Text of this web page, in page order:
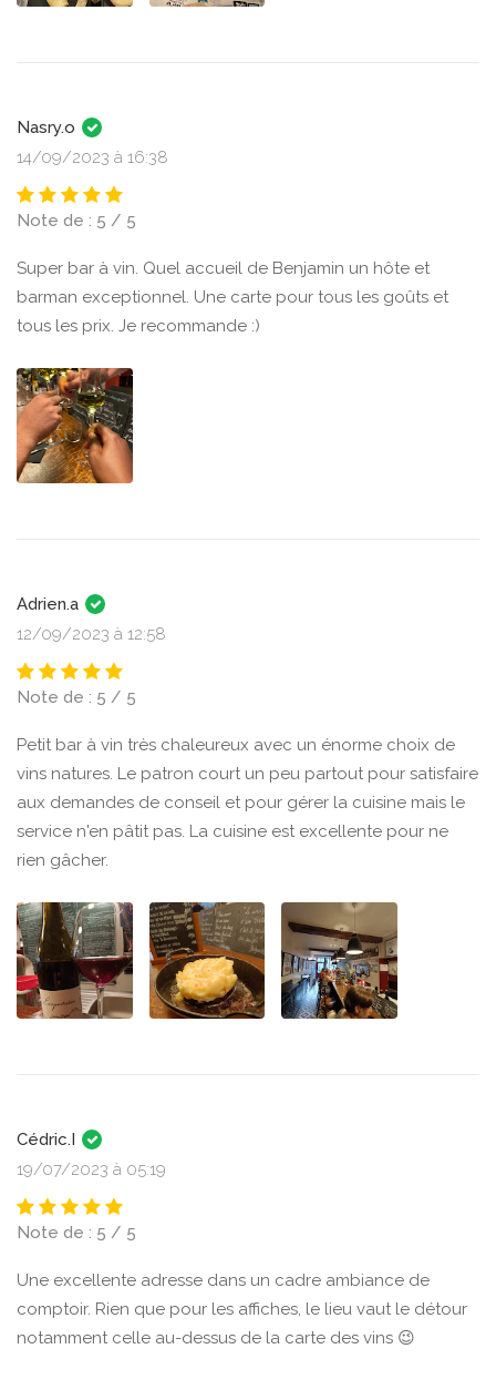
Nasry.o
14/09/2023 à 16:38
Note de : 5 / 5
Super bar à vin. Quel accueil de Benjamin un hôte et
barman exceptionnel. Une carte pour tous les goûts et
tous les prix. Je recommande :)
Adrien.a
12/09/2023 à 12:58
Note de : 5 / 5
Petit bar à vin très chaleureux avec un énorme choix de
vins natures. Le patron court un peu partout pour satisfaire
aux demandes de conseil et pour gérer la cuisine mais le
service n'en pâtit pas. La cuisine est excellente pour ne
rien gâcher.
Cédric.I
19/07/2023 à 05:19
Note de : 5 / 5
Une excellente adresse dans un cadre ambiance de
comptoir. Rien que pour les affiches, le lieu vaut le détour
notamment celle au-dessus de la carte des vins 😉